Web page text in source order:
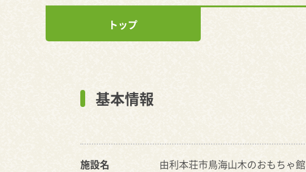
トップ
基本情報
施設名 由利本荘市鳥海山木のおもちゃ館